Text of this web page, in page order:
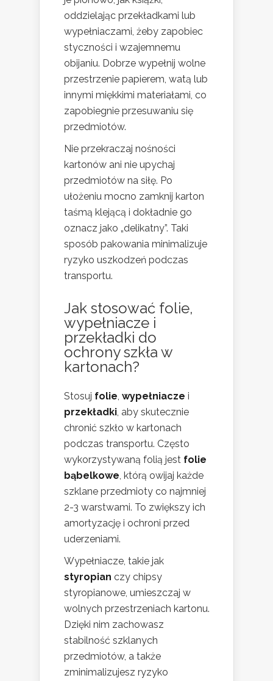
oddzielając przekładkami lub
wypełniaczami, żeby zapobiec
styczności i wzajemnemu
obijaniu. Dobrze wypełnij wolne
przestrzenie papierem, watą lub
innymi miękkimi materiałami, co
zapobiegnie przesuwaniu się
przedmiotów.
Nie przekraczaj nośności
kartonów ani nie upychaj
przedmiotów na siłę. Po
ułożeniu mocno zamknij karton
taśmą klejącą i dokładnie go
oznacz jako „delikatny”. Taki
sposób pakowania minimalizuje
ryzyko uszkodzeń podczas
transportu.
Jak stosować folie,
wypełniacze i
przekładki do
ochrony szkła w
kartonach?
Stosuj folie wypełniacze i
przekładki , aby skutecznie
chronić szkło w kartonach
podczas transportu. Często
wykorzystywaną folią jest folie
bąbelkowe , którą owijaj każde
szklane przedmioty co najmniej
2-3 warstwami. To zwiększy ich
amortyzację i ochroni przed
uderzeniami.
Wypełniacze, takie jak
styropian czy chipsy
styropianowe, umieszczaj w
wolnych przestrzeniach kartonu.
Dzięki nim zachowasz
stabilność szklanych
przedmiotów, a także
zminimalizujesz ryzyko